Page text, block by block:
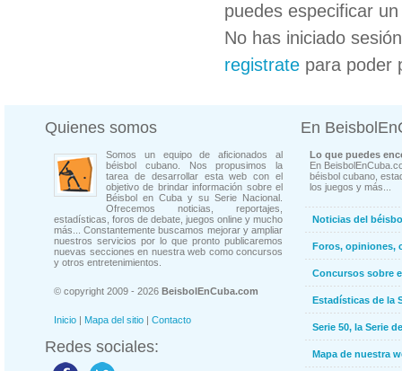
puedes especificar
No has iniciado
registrate para poder
Quienes somos
Somos un equipo de aficionados al
béisbol cubano. Nos propusimos la
tarea de desarrollar esta web con el
objetivo de brindar información sobre el
Béisbol en Cuba y su Serie Nacional.
Ofrecemos noticias, reportajes,
estadísticas, foros de debate, juegos online y mucho
más... Constantemente buscamos mejorar y ampliar
nuestros servicios por lo que pronto publicaremos
nuevas secciones en nuestra web como concursos
y otros entretenimientos.
© copyright 2009 - 2026 BeisbolEnCuba.com
Inicio | Mapa del sitio | Contacto
Redes sociales:
En
Lo que puedes
En
béisbol cubano,
los juegos y más...
Noticias del
Foros, opiniones,
Concursos sobre
Estadísticas de la
Serie 50, la Serie
Mapa de nuestra